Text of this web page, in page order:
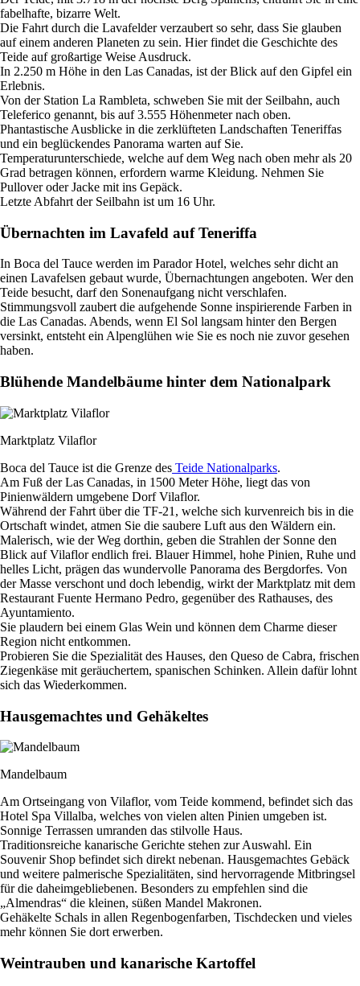
fabelhafte, bizarre Welt.
Die Fahrt durch die Lavafelder verzaubert so sehr, dass Sie glauben
auf einem anderen Planeten zu sein. Hier findet die Geschichte des
Teide auf großartige Weise Ausdruck.
In 2.250 m Höhe in den Las Canadas, ist der Blick auf den Gipfel ein
Erlebnis.
Von der Station La Rambleta, schweben Sie mit der Seilbahn, auch
Teleferico genannt, bis auf 3.555 Höhenmeter nach oben.
Phantastische Ausblicke in die zerklüfteten Landschaften Teneriffas
und ein beglückendes Panorama warten auf Sie.
Temperaturunterschiede, welche auf dem Weg nach oben mehr als 20
Grad betragen können, erfordern warme Kleidung. Nehmen Sie
Pullover oder Jacke mit ins Gepäck.
Letzte Abfahrt der Seilbahn ist um 16 Uhr.
Übernachten im Lavafeld auf Teneriffa
In Boca del Tauce werden im Parador Hotel, welches sehr dicht an
einen Lavafelsen gebaut wurde, Übernachtungen angeboten. Wer den
Teide besucht, darf den Sonenaufgang nicht verschlafen.
Stimmungsvoll zaubert die aufgehende Sonne inspirierende Farben in
die Las Canadas. Abends, wenn El Sol langsam hinter den Bergen
versinkt, entsteht ein Alpenglühen wie Sie es noch nie zuvor gesehen
haben.
Blühende Mandelbäume hinter dem Nationalpark
Marktplatz Vilaflor
Boca del Tauce ist die Grenze des Teide Nationalparks.
Am Fuß der Las Canadas, in 1500 Meter Höhe, liegt das von
Pinienwäldern umgebene Dorf Vilaflor.
Während der Fahrt über die TF-21, welche sich kurvenreich bis in die
Ortschaft windet, atmen Sie die saubere Luft aus den Wäldern ein.
Malerisch, wie der Weg dorthin, geben die Strahlen der Sonne den
Blick auf Vilaflor endlich frei. Blauer Himmel, hohe Pinien, Ruhe und
helles Licht, prägen das wundervolle Panorama des Bergdorfes. Von
der Masse verschont und doch lebendig, wirkt der Marktplatz mit dem
Restaurant Fuente Hermano Pedro, gegenüber des Rathauses, des
Ayuntamiento.
Sie plaudern bei einem Glas Wein und können dem Charme dieser
Region nicht entkommen.
Probieren Sie die Spezialität des Hauses, den Queso de Cabra, frischen
Ziegenkäse mit geräuchertem, spanischen Schinken. Allein dafür lohnt
sich das Wiederkommen.
Hausgemachtes und Gehäkeltes
Mandelbaum
Am Ortseingang von Vilaflor, vom Teide kommend, befindet sich das
Hotel Spa Villalba, welches von vielen alten Pinien umgeben ist.
Sonnige Terrassen umranden das stilvolle Haus.
Traditionsreiche kanarische Gerichte stehen zur Auswahl. Ein
Souvenir Shop befindet sich direkt nebenan. Hausgemachtes Gebäck
und weitere palmerische Spezialitäten, sind hervorragende Mitbringsel
für die daheimgebliebenen. Besonders zu empfehlen sind die
„Almendras“ die kleinen, süßen Mandel Makronen.
Gehäkelte Schals in allen Regenbogenfarben, Tischdecken und vieles
mehr können Sie dort erwerben.
Weintrauben und kanarische Kartoffel